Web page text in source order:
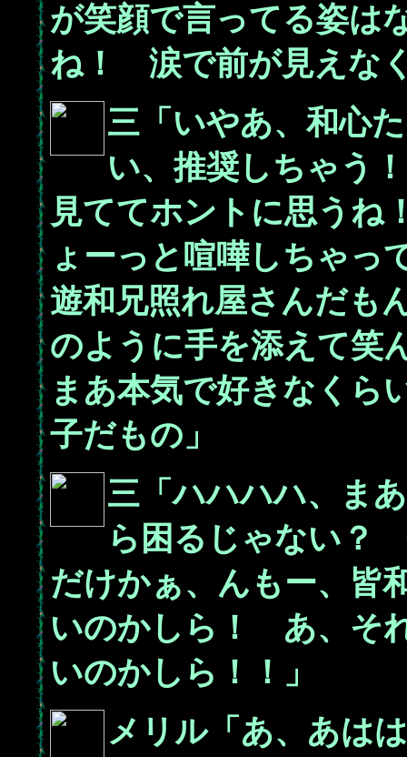
が笑顔で言ってる姿は
ね！ 涙で前が見えな
三「いやあ、和心
い、推奨しちゃう
見ててホントに思う
ょーっと喧嘩しちゃっ
遊和兄照れ屋さんだも
のように手を添えて笑
まあ本気で好きなくら
子だもの」
三「ハハハハ、ま
ら困るじゃない
だけかぁ、んもー、皆
いのかしら！ あ、そ
いのかしら！！」
メリル「あ、あは